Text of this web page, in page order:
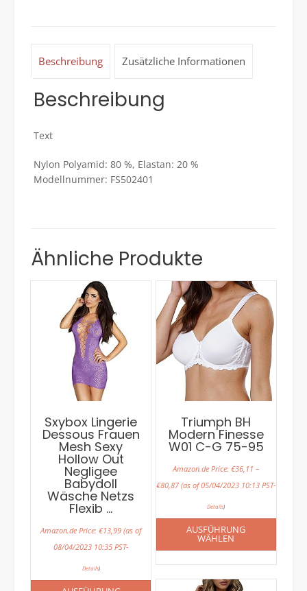
Beschreibung Zusätzliche Informationen
Beschreibung
Text
Nylon Polyamid: 80 %, Elastan: 20 %
Modellnummer: FS502401
Ähnliche Produkte
Sxybox Lingerie
Dessous Frauen
Mesh Sexy
Hollow Out
Negligee
Babydoll
Wäsche Netzs
Flexib …
Amazon.de Price:€13,99 (as of
08/04/2023 10:35 PST-
Details)
Triumph BH
Modern Finesse
W01 C-G 75-95
Amazon.de Price:€36,11 –
€80,87 (as of 05/04/2023 10:13 PST-
Details)
AUSFÜHRUNG
WÄHLEN